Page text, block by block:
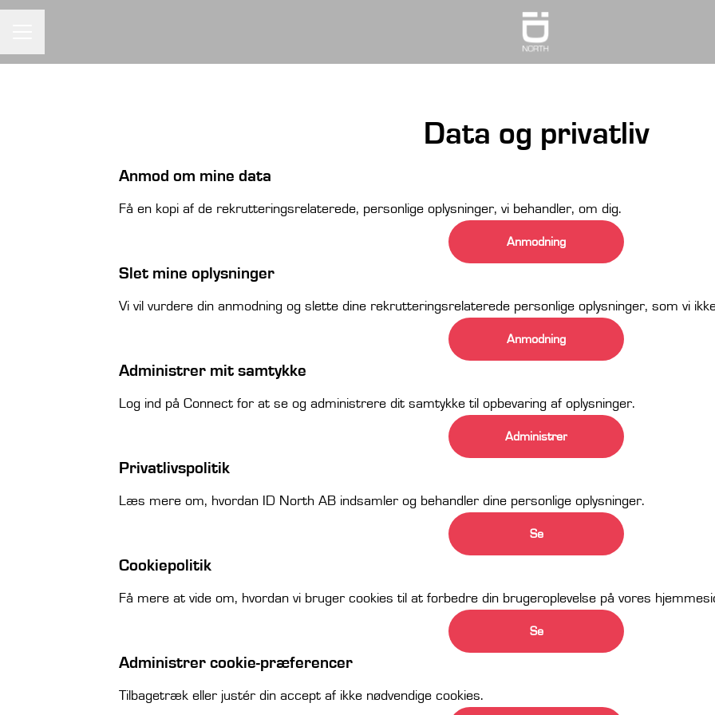
Data og privatliv
Anmod om mine data
Få en kopi af de rekrutteringsrelaterede, personlige oplysninger, vi behandler, om dig.
Anmodning
Slet mine oplysninger
Vi vil vurdere din anmodning og slette dine rekrutteringsrelaterede personlige oplysninger, som vi
Anmodning
Administrer mit samtykke
Log ind på Connect for at se og administrere dit samtykke til opbevaring af oplysninger.
Administrer
Privatlivspolitik
Læs mere om, hvordan ID North AB indsamler og behandler dine personlige oplysninger.
Se
Cookiepolitik
Få mere at vide om, hvordan vi bruger cookies til at forbedre din brugeroplevelse på vores
Se
Administrer cookie-præferencer
Tilbagetræk eller justér din accept af ikke nødvendige cookies.